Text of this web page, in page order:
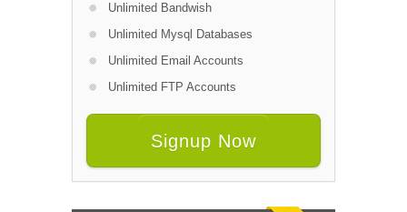
Unlimited Bandwish
Unlimited Mysql Databases
Unlimited Email Accounts
Unlimited FTP Accounts
Signup Now